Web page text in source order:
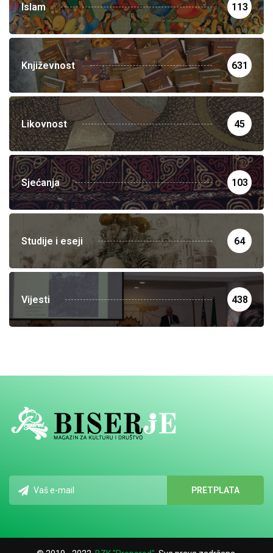
Islam 113
Književnost 631
Likovnost 45
Sjećanja 103
Studije i eseji 64
Vijesti 438